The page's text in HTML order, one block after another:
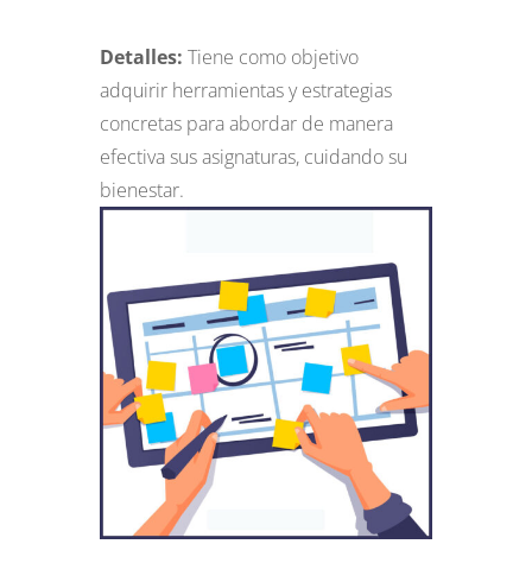
Detalles: Tiene como objetivo
adquirir herramientas y estrategias
concretas para abordar de manera
efectiva sus asignaturas, cuidando su
bienestar.